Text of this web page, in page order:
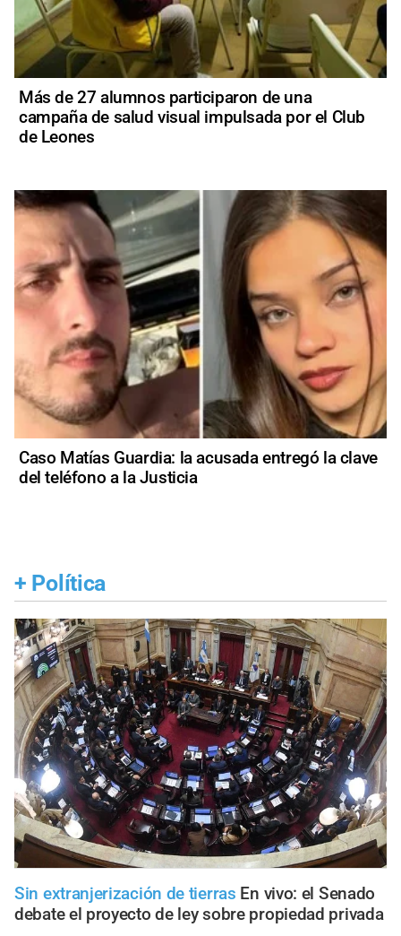
Más de 27 alumnos participaron de una
campaña de salud visual impulsada por el Club
de Leones
Caso Matías Guardia: la acusada entregó la clave
del teléfono a la Justicia
+ Política
Sin extranjerización de tierras En vivo: el Senado
debate el proyecto de ley sobre propiedad privada